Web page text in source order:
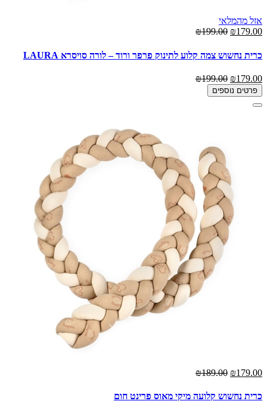
אזל מהמלאי
₪179.00
₪199.00
כרית נחשוש צמה קלוע לתינוק פרפר ורוד – לורה סויסרא LAURA
₪179.00
₪199.00
פרטים נוספים
₪179.00
₪189.00
כרית נחשוש קלועה מיקי מאוס פרינט חום